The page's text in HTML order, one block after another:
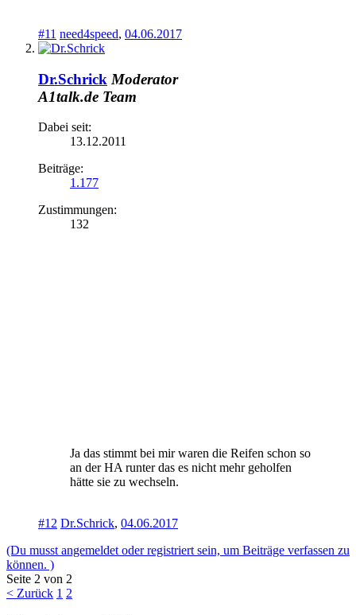
#11 need4speed, 04.06.2017
Dr.Schrick Moderator
A1talk.de Team
Dabei seit:
13.12.2011
Beiträge:
1.177
Zustimmungen:
132
Ja das stimmt bei mir waren die Reifen schon so
an der HA runter das es nicht mehr geholfen
hätte sie zu wechseln.
#12 Dr.Schrick, 04.06.2017
(Du musst angemeldet oder registriert sein, um Beiträge verfassen zu
können. )
Seite 2 von 2
< Zurück 1 2